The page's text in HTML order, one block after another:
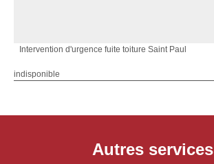
Intervention d'urgence fuite toiture Saint Paul
indisponible
Autres services